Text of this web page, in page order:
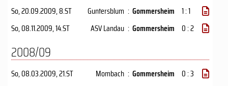
So, 20.09.2009, 8.ST Guntersblum : Gommersheim 1 : 1
So, 08.11.2009, 14.ST ASV Landau : Gommersheim 0 : 2
2008/09
So, 08.03.2009, 21.ST Mombach : Gommersheim 0 : 3